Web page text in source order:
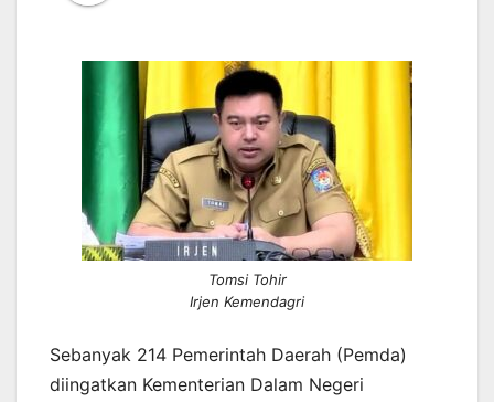
Tomsi Tohir
Irjen Kemendagri
Sebanyak 214 Pemerintah Daerah (Pemda)
diingatkan Kementerian Dalam Negeri